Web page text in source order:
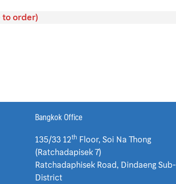
to order)
Bangkok Office
135/33 12th Floor, Soi Na Thong
(Ratchadapisek 7)
Ratchadaphisek Road, Dindaeng Sub-
District